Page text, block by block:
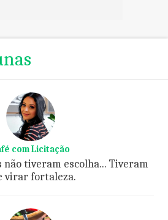
com Licitação
tiveram escolha... Tiveram
virar fortaleza.